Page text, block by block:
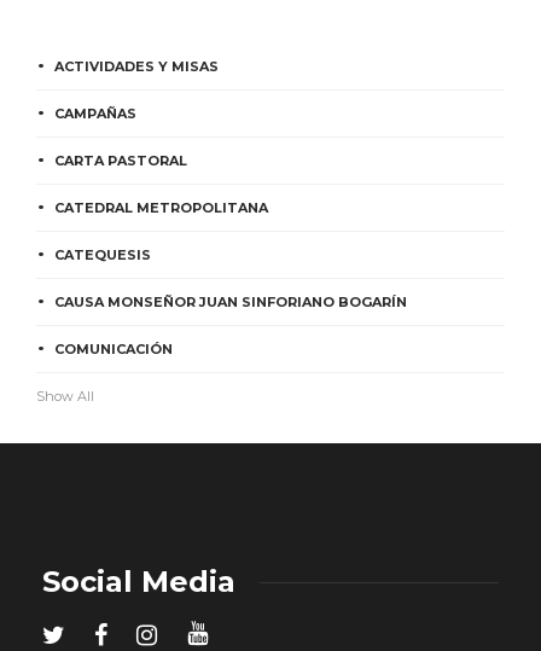
ACTIVIDADES Y MISAS
CAMPAÑAS
CARTA PASTORAL
CATEDRAL METROPOLITANA
CATEQUESIS
CAUSA MONSEÑOR JUAN SINFORIANO BOGARÍN
COMUNICACIÓN
Show All
Social Media